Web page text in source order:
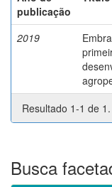
publicação
2019
Resultado 1-1 de 1.
Busca